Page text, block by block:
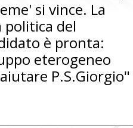
si vince. La
politica del
è pronta:
eterogeneo
P.S.Giorgio"